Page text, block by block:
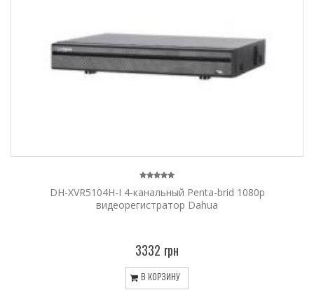
DH-XVR5104H-I 4-канальный Penta-brid 1080p
видеорегистратор Dahua
3332 грн
В КОРЗИНУ